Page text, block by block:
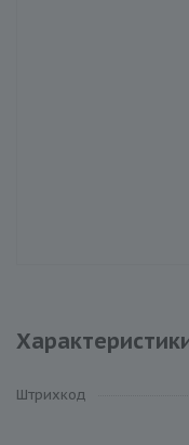
Штрихкод